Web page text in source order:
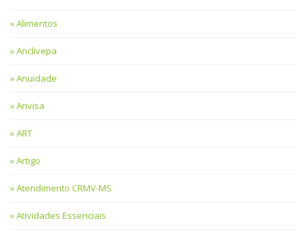
Alimentos
Anclivepa
Anuidade
Anvisa
ART
Artigo
Atendimento CRMV-MS
Atividades Essenciais